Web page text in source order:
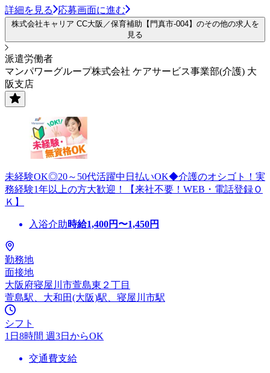
詳細を見る 応募画面に進む
株式会社キャリア CC大阪／保育補助【門真市-004】のその他の求人を
見る
派遣労働者
マンパワーグループ株式会社 ケアサービス事業部(介護) 大
阪支店
未経験OK◎20～50代活躍中日払いOK◆介護のオシゴト！実
務経験1年以上の方大歓迎！【来社不要！WEB・電話登録Ｏ
Ｋ】
入浴介助時給1,400円〜1,450円
勤務地
面接地
大阪府寝屋川市萱島東２丁目
萱島駅、大和田(大阪)駅、寝屋川市駅
シフト
1日8時間 週3日からOK
交通費支給